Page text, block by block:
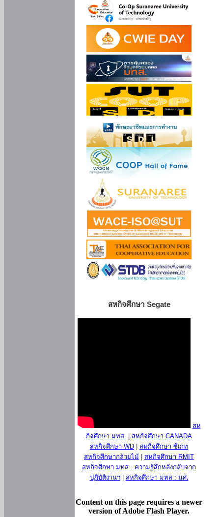
สหกิจศึกษา Segate
สห
กิจศึกษา มทส.
สหกิจศึกษา CANADA
สหกิจศึกษา WD
สหกิจศึกษา ซีเกท
สหกิจศึกษากล้วยไม้
สหกิจศึกษา RMIT
สหกิจศึกษา มทส : ความรู้สึกหลังกลับจาก
ปฏิบัติงานฯ| สหกิจศึกษา มทส : นศ.
Content on this page requires a newer
version of Adobe Flash Player.